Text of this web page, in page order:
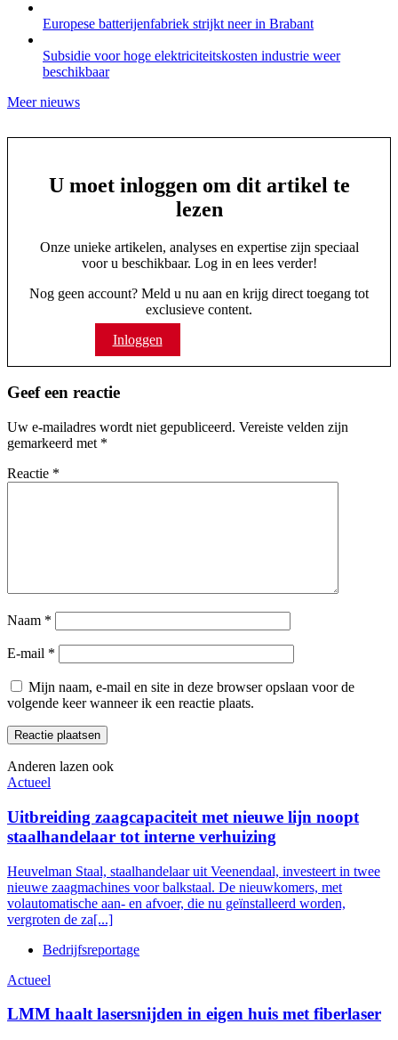
Europese batterijenfabriek strijkt neer in Brabant
Subsidie voor hoge elektriciteitskosten industrie weer
beschikbaar
Meer nieuws
U moet inloggen om dit artikel te
lezen
Onze unieke artikelen, analyses en expertise zijn speciaal
voor u beschikbaar. Log in en lees verder!
Nog geen account? Meld u nu aan en krijg direct toegang tot
exclusieve content.
Inloggen
Geef een reactie
Uw e-mailadres wordt niet gepubliceerd. Vereiste velden zijn
gemarkeerd met *
Reactie *
Naam *
E-mail *
Mijn naam, e-mail en site in deze browser opslaan voor de
volgende keer wanneer ik een reactie plaats.
Anderen lazen ook
Actueel
Uitbreiding zaagcapaciteit met nieuwe lijn noopt
staalhandelaar tot interne verhuizing
Heuvelman Staal, staalhandelaar uit Veenendaal, investeert in twee
nieuwe zaagmachines voor balkstaal. De nieuwkomers, met
volautomatische aan- en afvoer, die nu geïnstalleerd worden,
vergroten de za[...]
Bedrijfsreportage
Actueel
LMM haalt lasersnijden in eigen huis met fiberlaser